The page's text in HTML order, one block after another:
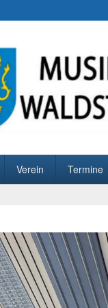
Verein Termine